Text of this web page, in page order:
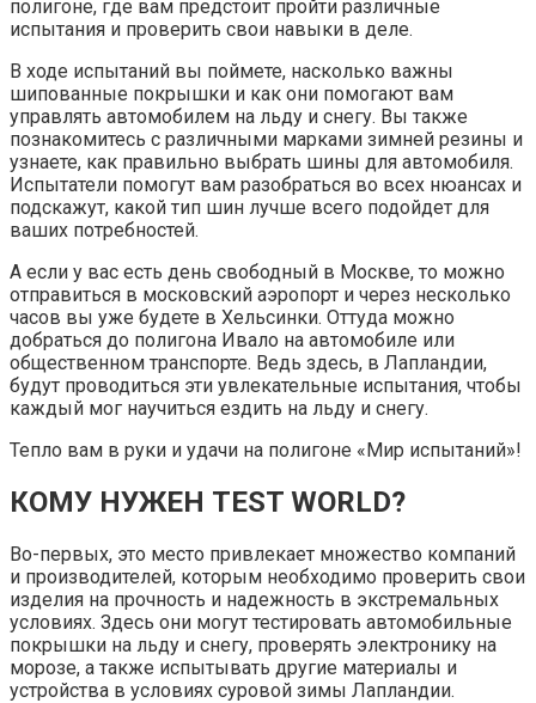
полигоне, где вам предстоит пройти различные
испытания и проверить свои навыки в деле.
В ходе испытаний вы поймете, насколько важны
шипованные покрышки и как они помогают вам
управлять автомобилем на льду и снегу. Вы также
познакомитесь с различными марками зимней резины и
узнаете, как правильно выбрать шины для автомобиля.
Испытатели помогут вам разобраться во всех нюансах и
подскажут, какой тип шин лучше всего подойдет для
ваших потребностей.
А если у вас есть день свободный в Москве, то можно
отправиться в московский аэропорт и через несколько
часов вы уже будете в Хельсинки. Оттуда можно
добраться до полигона Ивало на автомобиле или
общественном транспорте. Ведь здесь, в Лапландии,
будут проводиться эти увлекательные испытания, чтобы
каждый мог научиться ездить на льду и снегу.
Тепло вам в руки и удачи на полигоне «Мир испытаний»!
КОМУ НУЖЕН TEST WORLD?
Во-первых, это место привлекает множество компаний
и производителей, которым необходимо проверить свои
изделия на прочность и надежность в экстремальных
условиях. Здесь они могут тестировать автомобильные
покрышки на льду и снегу, проверять электронику на
морозе, а также испытывать другие материалы и
устройства в условиях суровой зимы Лапландии.